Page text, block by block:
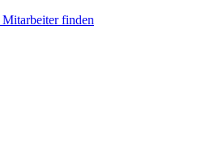
Mitarbeiterfinden